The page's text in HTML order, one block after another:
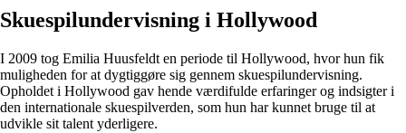
Skuespilundervisning i Hollywood
I 2009 tog Emilia Huusfeldt en periode til Hollywood, hvor hun fik
muligheden for at dygtiggøre sig gennem skuespilundervisning.
Opholdet i Hollywood gav hende værdifulde erfaringer og indsigter i
den internationale skuespilverden, som hun har kunnet bruge til at
udvikle sit talent yderligere.